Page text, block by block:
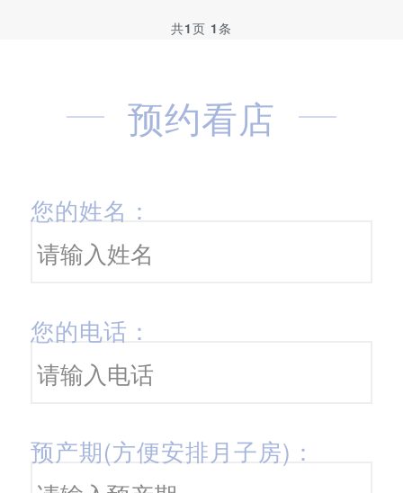
共1页 1条
预约看店
您的姓名：
您的电话：
预产期(方便安排月子房)：